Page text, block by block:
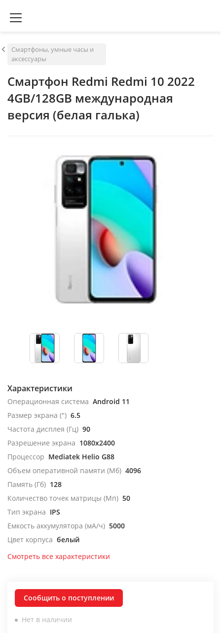
Смартфоны, умные часы и
аксессуары
Смартфон Redmi Redmi 10 2022
4GB/128GB международная
версия (белая галька)
Характеристики
Операционная система Android 11
Размер экрана (") 6.5
Частота дисплея (Гц) 90
Разрешение экрана 1080x2400
Процессор Mediatek Helio G88
Объем оперативной памяти (Мб) 4096
Память (Гб) 128
Количество точек матрицы (Мп) 50
Тип экрана IPS
Емкость аккумулятора (мА/ч) 5000
Цвет корпуса белый
Смотреть все характеристики
Сообщить о поступлении
Нет в наличии